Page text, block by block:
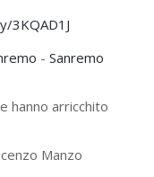
3KQAD1J
- Sanremo
hanno arricchito
Manzo